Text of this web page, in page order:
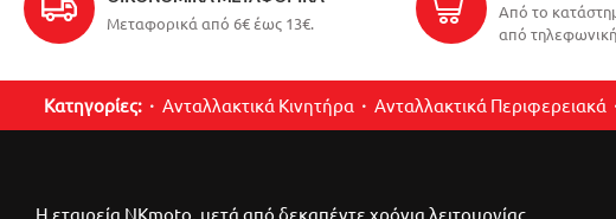
Μεταφορικά από 6€ έως 13€.
Από το
από
Κατηγορίες: Ανταλλακτικά Κινητήρα Ανταλλακτικά Περιφερειακά
Η εταιρεία NKmoto, μετά από δεκαπέντε χρόνια λειτουργίας